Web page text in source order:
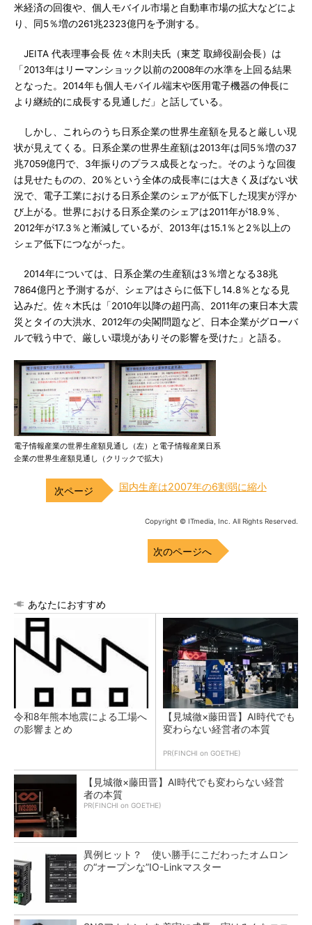
米経済の回復や、個人モバイル市場と自動車市場の拡大などによ
り、同5％増の261兆2323億円を予測する。
JEITA 代表理事会長 佐々木則夫氏（東芝 取締役副会長）は
「2013年はリーマンショック以前の2008年の水準を上回る結果
となった。2014年も個人モバイル端末や医用電子機器の伸長に
より継続的に成長する見通しだ」と話している。
しかし、これらのうち日系企業の世界生産額を見ると厳しい現
状が見えてくる。日系企業の世界生産額は2013年は同5％増の37
兆7059億円で、3年振りのプラス成長となった。そのような回復
は見せたものの、20％という全体の成長率には大きく及ばない状
況で、電子工業における日系企業のシェアが低下した現実が浮か
び上がる。世界における日系企業のシェアは2011年が18.9％、
2012年が17.3％と漸減しているが、2013年は15.1％と2％以上の
シェア低下につながった。
2014年については、日系企業の生産額は3％増となる38兆
7864億円と予測するが、シェアはさらに低下し14.8％となる見
込みだ。佐々木氏は「2010年以降の超円高、2011年の東日本大震
災とタイの大洪水、2012年の尖閣問題など、日本企業がグローバ
ルで戦う中で、厳しい環境がありその影響を受けた」と語る。
電子情報産業の世界生産額見通し（左）と電子情報産業日系
企業の世界生産額見通し（クリックで拡大）
国内生産は2007年の6割弱に縮小
Copyright © ITmedia, Inc. All Rights Reserved.
次のページへ
あなたにおすすめ
令和8年熊本地震による工場へ
の影響まとめ
【見城徹×藤田晋】AI時代でも
変わらない経営者の本質
PR(FINCHI on GOETHE)
【見城徹×藤田晋】AI時代でも変わらない経営
者の本質
PR(FINCHI on GOETHE)
異例ヒット？ 使い勝手にこだわったオムロン
の“オープンな”IO-Linkマスター